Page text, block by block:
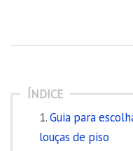
ÍNDICE
Guia para
louças de piso